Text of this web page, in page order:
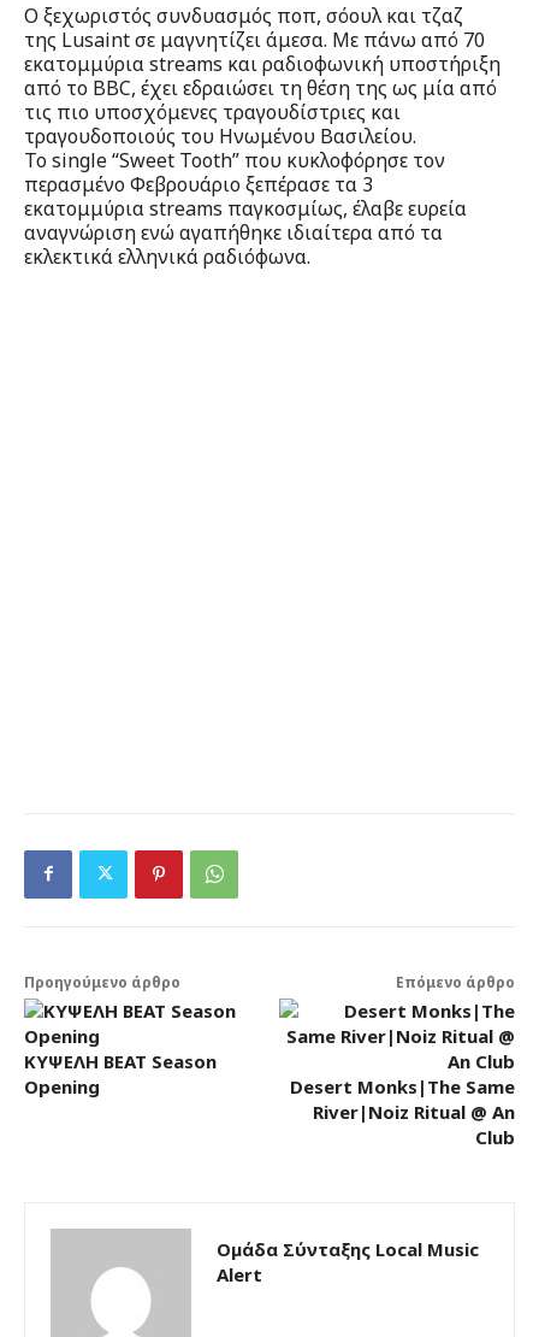
O ξεχωριστός συνδυασμός ποπ, σόουλ και τζαζ
της Lusaint σε μαγνητίζει άμεσα. Με πάνω από 70
εκατομμύρια streams και ραδιοφωνική υποστήριξη
από το BBC, έχει εδραιώσει τη θέση της ως μία από
τις πιο υποσχόμενες τραγουδίστριες και
τραγουδοποιούς του Ηνωμένου Βασιλείου.
Το single “Sweet Tooth” που κυκλοφόρησε τον
περασμένο Φεβρουάριο ξεπέρασε τα 3
εκατομμύρια streams παγκοσμίως, έλαβε ευρεία
αναγνώριση ενώ αγαπήθηκε ιδιαίτερα από τα
εκλεκτικά ελληνικά ραδιόφωνα.
Προηγούμενο άρθρο
ΚΥΨΕΛΗ ΒΕΑΤ Season
Opening
Επόμενο άρθρο
Desert Monks|The Same
River|Noiz Ritual @ An
Club
Ομάδα Σύνταξης Local Music
Alert